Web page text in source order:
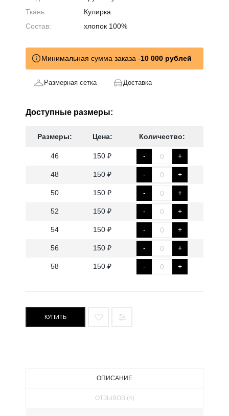
Ткань:
Кулирка
Состав:
хлопок 100%
Минимальная сумма заказа -10 000 рублей
Размерная сетка Доставка
Доступные размеры:
Размеры: Цена: Количество:
46 150 ₽ - +
48 150 ₽ - +
50 150 ₽ - +
52 150 ₽ - +
54 150 ₽ - +
56 150 ₽ - +
58 150 ₽ - +
КУПИТЬ
ОПИСАНИЕ
ОТЗЫВОВ (4)